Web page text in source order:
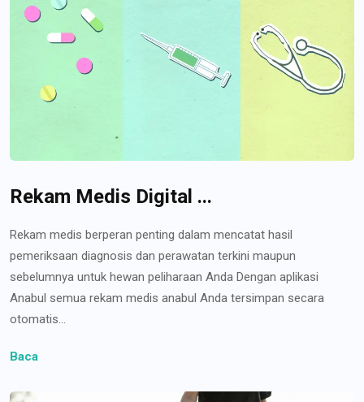
Rekam Medis Digital ...
Rekam medis berperan penting dalam mencatat hasil
pemeriksaan diagnosis dan perawatan terkini maupun
sebelumnya untuk hewan peliharaan Anda Dengan aplikasi
Anabul semua rekam medis anabul Anda tersimpan secara
otomatis...
Baca